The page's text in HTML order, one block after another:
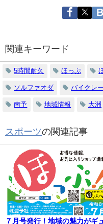
関連キーワード
5時間耐久 ほっぷ
ソルファオダ バイクレ
南予 地域情報 大洲
スポーツの関連記事
７月号発行！地域の魅力がギュ